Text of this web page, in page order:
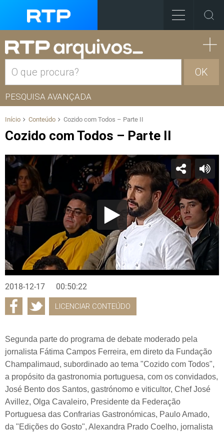
OK
PESQUISA AVANÇADA
Início Conteúdo Cozido com Todos – Parte II
Cozido com Todos – Parte II
2018-12-17 00:50:22
LICENCIAR CONTEÚDO
Segunda parte do programa de debate moderado pela
jornalista Fátima Campos Ferreira, em direto da Fundação
Champalimaud, subordinado ao tema "Cozido com Todos",
a propósito da gastronomia portuguesa, com os convidados,
José Bento dos Santos, gastrónomo e viticultor, Chef José
Avillez, Olga Cavaleiro, Presidente da Federação
Portuguesa das Confrarias Gastronómicas, Paulo Amado,
da "Edições do Gosto", Alexandra Prado Coelho, jornalista